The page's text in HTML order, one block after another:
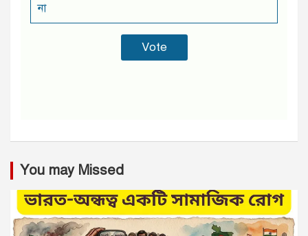
না
You may Missed